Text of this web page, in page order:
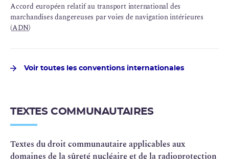
Accord européen relatif au transport international des
marchandises dangereuses par voies de navigation intérieures
(ADN)
Voir toutes les conventions internationales
TEXTES COMMUNAUTAIRES
Textes du droit communautaire applicables aux
domaines de la sûreté nucléaire et de la radioprotection